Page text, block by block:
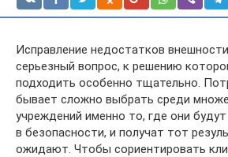
Исправление недостатков
серьезный вопрос, к решению
подходить особенно тщательно.
бывает сложно выбрать среди
учреждений именно то, где они
в безопасности, и получат тот
ожидают. Чтобы сориентировать